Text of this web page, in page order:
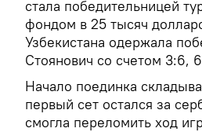
стала победительницей
фондом в 25 тысяч
Узбекистана одержала
Стоянович со счетом 3:6,
Начало поединка
первый сет остался за
смогла переломить ход